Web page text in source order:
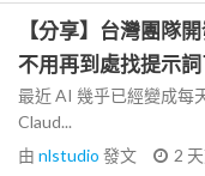
【分享】台灣團隊
不用再到處找提示詞
最近 AI 幾乎已經變成每
Claud...
由 nlstudio 發文 2